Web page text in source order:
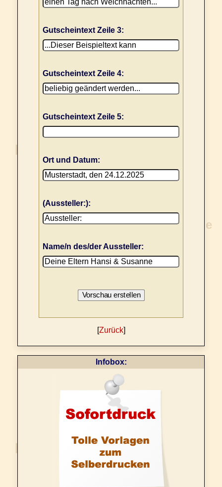
Gutscheintext Zeile 3:
Gutscheintext Zeile 4:
Gutscheintext Zeile 5:
Ort und Datum:
(Aussteller:):
Name/n des/der Aussteller:
[Zurück]
Infobox: